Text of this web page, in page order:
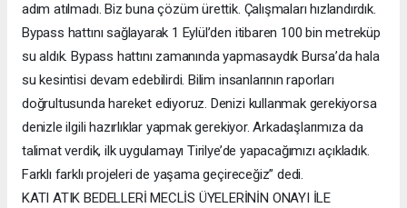
adım atılmadı. Biz buna çözüm ürettik. Çalışmaları hızlandırdık.
Bypass hattını sağlayarak 1 Eylül’den itibaren 100 bin metreküp
su aldık. Bypass hattını zamanında yapmasaydık Bursa’da hala
su kesintisi devam edebilirdi. Bilim insanlarının raporları
doğrultusunda hareket ediyoruz. Denizi kullanmak gerekiyorsa
denizle ilgili hazırlıklar yapmak gerekiyor. Arkadaşlarımıza da
talimat verdik, ilk uygulamayı Tirilye’de yapacağımızı açıkladık.
Farklı farklı projeleri de yaşama geçireceğiz” dedi.
KATI ATIK BEDELLERİ MECLİS ÜYELERİNİN ONAYI İLE